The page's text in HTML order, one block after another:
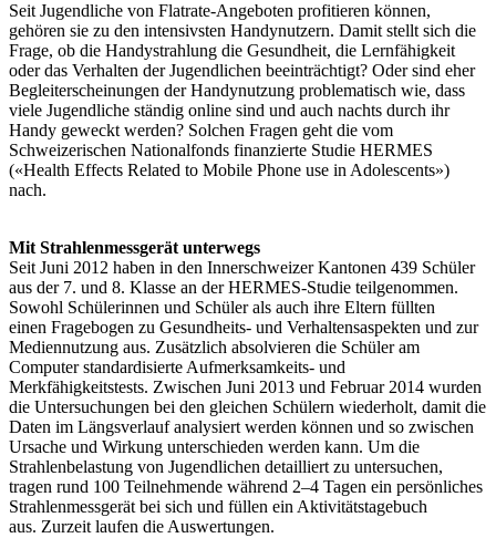
Seit Jugendliche von Flatrate-Angeboten profitieren können,
gehören sie zu den intensivsten Handynutzern. Damit stellt sich die
Frage, ob die Handystrahlung die Gesundheit, die Lernfähigkeit
oder das Verhalten der Jugendlichen beeinträchtigt? Oder sind eher
Begleiterscheinungen der Handynutzung problematisch wie, dass
viele Jugendliche ständig online sind und auch nachts durch ihr
Handy geweckt werden? Solchen Fragen geht die vom
Schweizerischen Nationalfonds finanzierte Studie HERMES
(«Health Effects Related to Mobile Phone use in Adolescents»)
nach.
Mit Strahlenmessgerät unterwegs
Seit Juni 2012 haben in den Innerschweizer Kantonen 439 Schüler
aus der 7. und 8. Klasse an der HERMES-Studie teilgenommen.
Sowohl Schülerinnen und Schüler als auch ihre Eltern füllten
einen Fragebogen zu Gesundheits- und Verhal­tensaspekten und zur
Mediennutzung aus. Zusätzlich absolvieren die Schüler am
Computer standardisierte Aufmerksamkeits- und
Merkfähigkeitstests. Zwischen Juni 2013 und Februar 2014 wurden
die Untersuchungen bei den gleichen Schülern wiederholt, damit die
Daten im Längsverlauf analysiert werden können und so zwischen
Ur­sache und Wirkung unterschieden werden kann. Um die
Strahlenbelastung von ­Jugendlichen detailliert zu untersuchen,
tragen rund 100 Teilnehmende während 2–4 Tagen ein persönliches
Strahlenmessgerät bei sich und füllen ein Aktivitätstagebuch
aus. Zurzeit laufen die Auswertungen.